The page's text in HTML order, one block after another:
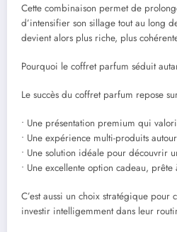
Cette combinaison permet de
d’intensifier son sillage tout au long
devient alors plus riche, plus
Pourquoi le coffret parfum séduit
Le succès du coffret parfum repose
• Une présentation premium qui
• Une expérience multi-produits
• Une solution idéale pour découvrir
• Une excellente option cadeau,
C’est aussi un choix stratégique pour
investir intelligemment dans leur